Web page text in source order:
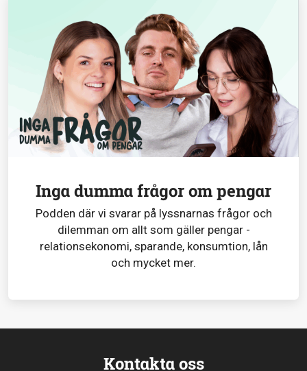
Inga dumma frågor om pengar
Podden där vi svarar på lyssnarnas frågor och
dilemman om allt som gäller pengar -
relationsekonomi, sparande, konsumtion, lån
och mycket mer.
Kontakta oss